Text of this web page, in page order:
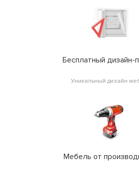
Бесплатный дизайн-
Уникальный дизайн
Мебель от